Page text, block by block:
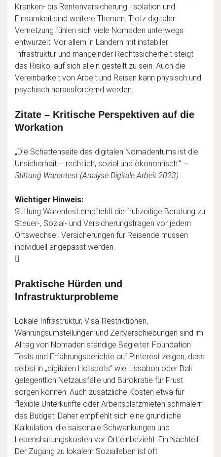
Kranken- bis Rentenversicherung. Isolation und
Einsamkeit sind weitere Themen. Trotz digitaler
Vernetzung fühlen sich viele Nomaden unterwegs
entwurzelt. Vor allem in Ländern mit instabiler
Infrastruktur und mangelnder Rechtssicherheit steigt
das Risiko, auf sich allein gestellt zu sein. Auch die
Vereinbarkeit von Arbeit und Reisen kann physisch und
psychisch herausfordernd werden.
Zitate – Kritische Perspektiven auf die
Workation
„Die Schattenseite des digitalen Nomadentums ist die
Unsicherheit – rechtlich, sozial und ökonomisch.“ —
Stiftung Warentest (Analyse Digitale Arbeit 2023)
Wichtiger Hinweis:
Stiftung Warentest empfiehlt die frühzeitige Beratung zu
Steuer-, Sozial- und Versicherungsfragen vor jedem
Ortswechsel. Versicherungen für Reisende müssen
individuell angepasst werden.
Praktische Hürden und
Infrastrukturprobleme
Lokale Infrastruktur, Visa-Restriktionen,
Währungsumstellungen und Zeitverschiebungen sind im
Alltag von Nomaden ständige Begleiter. Foundation
Tests und Erfahrungsberichte auf Pinterest zeigen, dass
selbst in „digitalen Hotspots“ wie Lissabon oder Bali
gelegentlich Netzausfälle und Bürokratie für Frust
sorgen können. Auch zusätzliche Kosten etwa für
flexible Unterkünfte oder Arbeitsplatzmieten schmälern
das Budget. Daher empfiehlt sich eine gründliche
Kalkulation, die saisonale Schwankungen und
Lebenshaltungskosten vor Ort einbezieht. Ein Nachteil:
Der Zugang zu lokalem Sozialleben ist oft